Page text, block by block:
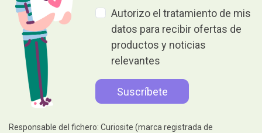
Autorizo el tratamiento de mis
datos para recibir ofertas de
productos y noticias
relevantes
Responsable del fichero: Curiosite (marca registrada de